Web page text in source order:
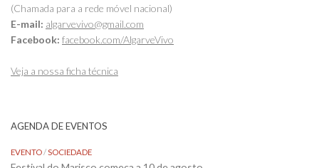
(Chamada para a rede móvel nacional)
E-mail: algarvevivo@gmail.com
Facebook: facebook.com/AlgarveVivo
Veja a nossa ficha técnica
AGENDA DE EVENTOS
EVENTO / SOCIEDADE